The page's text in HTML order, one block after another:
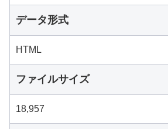
データ形式
HTML
ファイルサイズ
18,957